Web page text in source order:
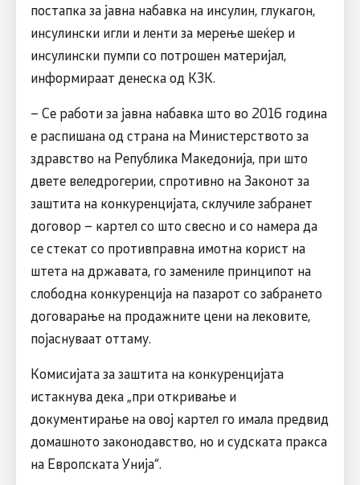
постапка за јавна набавка на инсулин, глукагон,
инсулински игли и ленти за мерење шеќер и
инсулински пумпи со потрошен материјал,
информираат денеска од КЗК.
– Се работи за јавна набавка што во 2016 година
е распишана од страна на Министерството за
здравство на Република Македонија, при што
двете веледрогерии, спротивно на Законот за
заштита на конкуренцијата, склучиле забранет
договор – картел со што свесно и со намера да
се стекат со противправна имотна корист на
штета на државата, го замениле принципот на
слободна конкуренција на пазарот со забрането
договарање на продажните цени на лековите,
појаснуваат оттаму.
Комисијата за заштита на конкуренцијата
истакнува дека „при откривање и
документирање на овој картел го имала предвид
домашното законодавство, но и судската пракса
на Европската Унија“.